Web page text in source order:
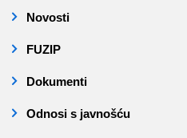
Novosti
FUZIP
Dokumenti
Odnosi s javnošću